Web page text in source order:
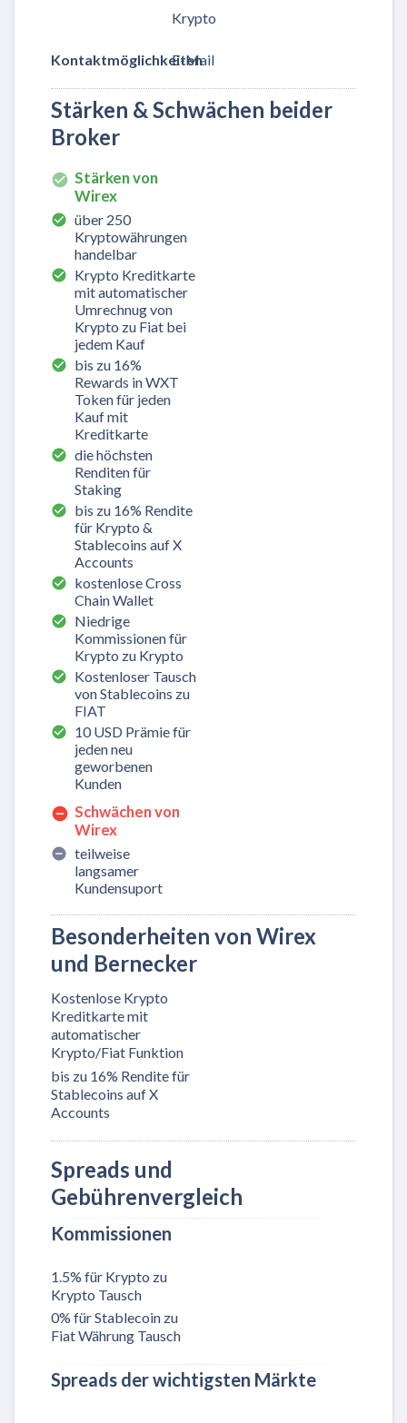
Krypto
Kontaktmöglichkeiten
E-Mail
Stärken & Schwächen beider
Broker
Stärken von
Wirex
über 250
Kryptowährungen
handelbar
Krypto Kreditkarte
mit automatischer
Umrechnug von
Krypto zu Fiat bei
jedem Kauf
bis zu 16%
Rewards in WXT
Token für jeden
Kauf mit
Kreditkarte
die höchsten
Renditen für
Staking
bis zu 16% Rendite
für Krypto &
Stablecoins auf X
Accounts
kostenlose Cross
Chain Wallet
Niedrige
Kommissionen für
Krypto zu Krypto
Kostenloser Tausch
von Stablecoins zu
FIAT
10 USD Prämie für
jeden neu
geworbenen
Kunden
Schwächen von
Wirex
teilweise
langsamer
Kundensuport
Besonderheiten von Wirex
und Bernecker
Kostenlose Krypto
Kreditkarte mit
automatischer
Krypto/Fiat Funktion
bis zu 16% Rendite für
Stablecoins auf X
Accounts
Spreads und
Gebührenvergleich
Kommissionen
1.5% für Krypto zu
Krypto Tausch
0% für Stablecoin zu
Fiat Währung Tausch
Spreads der wichtigsten Märkte